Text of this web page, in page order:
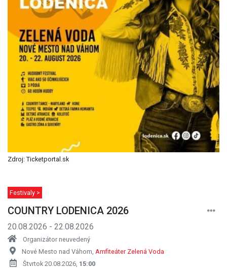
Zdroj: Ticketportal.sk
Festivaly >
COUNTRY LODENICA 2026
20.08.2026 - 22.08.2026
Organizátor neuvedený
Nové Mesto nad Váhom, Amfiteáter Zelená Voda
Štvrtok 20.08.2026, 15:00